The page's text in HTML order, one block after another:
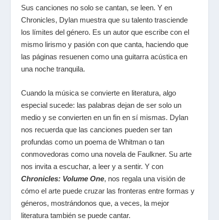
Sus canciones no solo se cantan, se leen. Y en
Chronicles, Dylan muestra que su talento trasciende
los límites del género. Es un autor que escribe con el
mismo lirismo y pasión con que canta, haciendo que
las páginas resuenen como una guitarra acústica en
una noche tranquila.
Cuando la música se convierte en literatura, algo
especial sucede: las palabras dejan de ser solo un
medio y se convierten en un fin en sí mismas. Dylan
nos recuerda que las canciones pueden ser tan
profundas como un poema de Whitman o tan
conmovedoras como una novela de Faulkner. Su arte
nos invita a escuchar, a leer y a sentir. Y con
Chronicles: Volume One, nos regala una visión de
cómo el arte puede cruzar las fronteras entre formas y
géneros, mostrándonos que, a veces, la mejor
literatura también se puede cantar.